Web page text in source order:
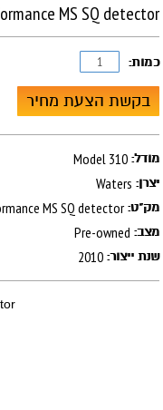
MS SQ detector
כמות:
בקשת הצעת מחיר
מודל: Model 310
יצרן: Waters
מק"ט: MS SQ detector
מצב: Pre-owned
שנת ייצור: 2010